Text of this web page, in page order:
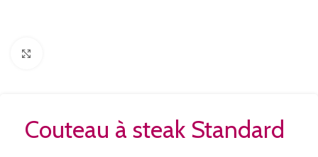
Couteau à steak Standard